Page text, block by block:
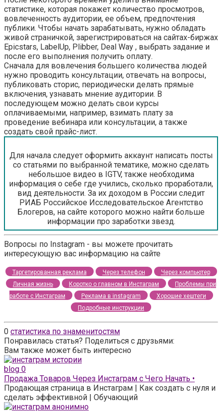
статистике, которая покажет количество просмотров,
вовлеченность аудитории, ее объем, предпочтения
публики. Чтобы начать зарабатывать, нужно обладать
живой страничкой, зарегистрироваться на сайтах-биржах
Epicstars, LabelUp, Plibber, Deal Way , выбрать задание и
после его выполнения получить оплату.
Сначала для вовлечения большего количества людей
нужно проводить консультации, отвечать на вопросы,
публиковать сторис, периодически делать прямые
включения, узнавать мнение аудитории. В
последующем можно делать свои курсы
оплачиваемыми, например, взимать плату за
проведение вебинара или консультации, а также
создать свой прайс-лист.
Для начала следует оформить аккаунт написать посты
со статьями по выбранной тематике, можно сделать
небольшое видео в IGTV, также необходима
информация о себе где учились, сколько проработали,
вид деятельности. За их доходом в России следит
РИАБ Российское Исследовательское Агентство
Блогеров, на сайте которого можно найти больше
информации про заработки звезд.
Вопросы по Instagram - вы можете прочитать
интересующую вас информацию на сайте
Таргетированная реклама Через телефон
Через компьютер
Личная жизнь
Коротко о главном в Инстаграм
Проблемы при
работе с Инстаграм
Реклама в instagram
Хорошие хештеги
Подробные инструкции
0 статистика по знаменитостям
Понравилась статья? Поделиться с друзьями:
Вам также может быть интересно
blog 0
Продажа Товаров Через Инстаграм с Чего Начать •
Продающая страница в Инстаграм | Как создать с нуля и
сделать эффективной | Обучающий